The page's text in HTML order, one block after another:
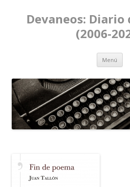
Devaneos:
(2006-
Menú Ir